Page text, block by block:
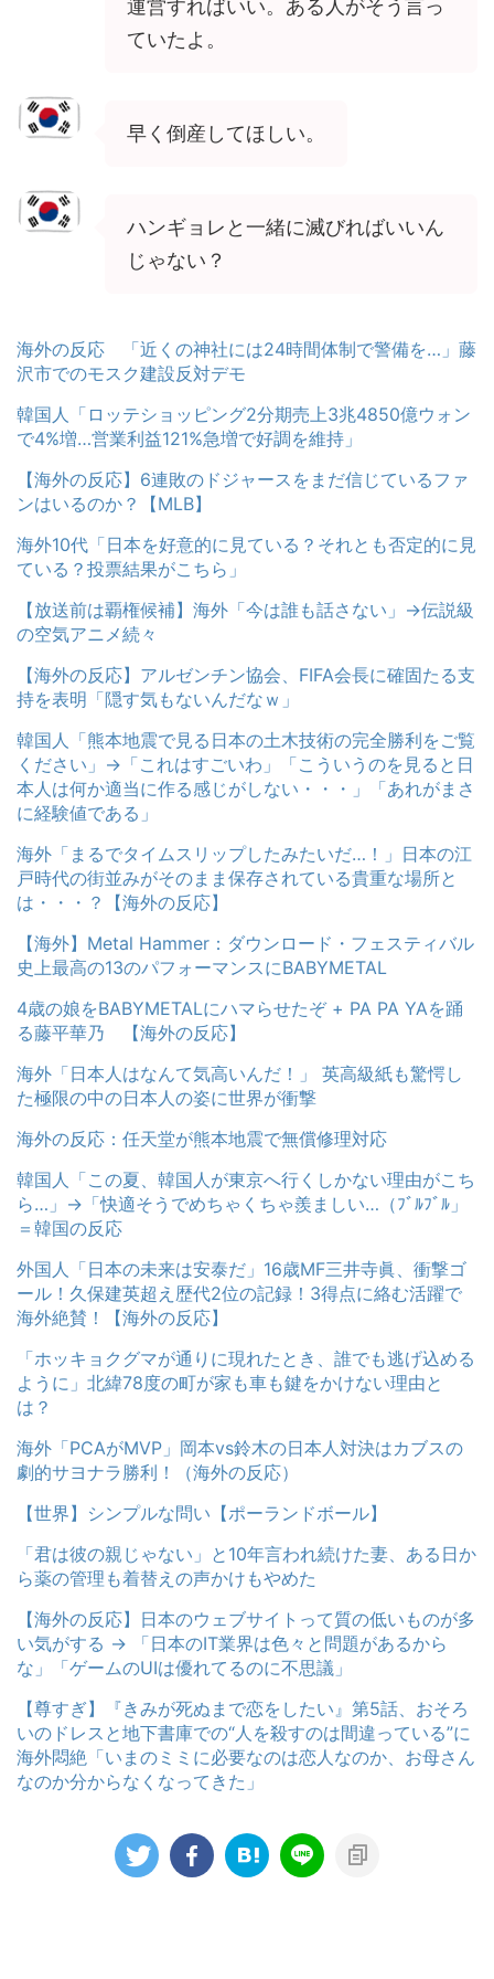
運営すればいい。ある人がそう言っ
ていたよ。
早く倒産してほしい。
ハンギョレと一緒に滅びればいいん
じゃない？
海外の反応 「近くの神社には24時間体制で警備を…」藤
沢市でのモスク建設反対デモ
韓国人「ロッテショッピング2分期売上3兆4850億ウォン
で4%増…営業利益121%急増で好調を維持」
【海外の反応】6連敗のドジャースをまだ信じているファ
ンはいるのか？【MLB】
海外10代「日本を好意的に見ている？それとも否定的に見
ている？投票結果がこちら」
【放送前は覇権候補】海外「今は誰も話さない」→伝説級
の空気アニメ続々
【海外の反応】アルゼンチン協会、FIFA会長に確固たる支
持を表明「隠す気もないんだなｗ」
韓国人「熊本地震で見る日本の土木技術の完全勝利をご覧
ください」→「これはすごいわ」「こういうのを見ると日
本人は何か適当に作る感じがしない・・・」「あれがまさ
に経験値である」
海外「まるでタイムスリップしたみたいだ…！」日本の江
戸時代の街並みがそのまま保存されている貴重な場所と
は・・・？【海外の反応】
【海外】Metal Hammer：ダウンロード・フェスティバル
史上最高の13のパフォーマンスにBABYMETAL
4歳の娘をBABYMETALにハマらせたぞ + PA PA YAを踊
る藤平華乃 【海外の反応】
海外「日本人はなんて気高いんだ！」 英高級紙も驚愕し
た極限の中の日本人の姿に世界が衝撃
海外の反応：任天堂が熊本地震で無償修理対応
韓国人「この夏、韓国人が東京へ行くしかない理由がこち
ら…」→「快適そうでめちゃくちゃ羨ましい…（ﾌﾞﾙﾌﾞﾙ」
＝韓国の反応
外国人「日本の未来は安泰だ」16歳MF三井寺眞、衝撃ゴ
ール！久保建英超え歴代2位の記録！3得点に絡む活躍で
海外絶賛！【海外の反応】
「ホッキョクグマが通りに現れたとき、誰でも逃げ込める
ように」北緯78度の町が家も車も鍵をかけない理由と
は？
海外「PCAがMVP」岡本vs鈴木の日本人対決はカブスの
劇的サヨナラ勝利！（海外の反応）
【世界】シンプルな問い【ポーランドボール】
「君は彼の親じゃない」と10年言われ続けた妻、ある日か
ら薬の管理も着替えの声かけもやめた
【海外の反応】日本のウェブサイトって質の低いものが多
い気がする → 「日本のIT業界は色々と問題があるから
な」「ゲームのUIは優れてるのに不思議」
【尊すぎ】『きみが死ぬまで恋をしたい』第5話、おそろ
いのドレスと地下書庫での“人を殺すのは間違っている”に
海外悶絶「いまのミミに必要なのは恋人なのか、お母さん
なのか分からなくなってきた」